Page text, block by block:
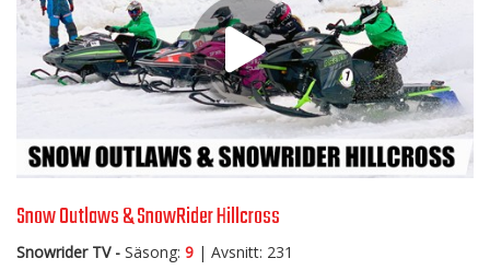
Snow Outlaws & SnowRider Hillcross
Snowrider TV - Säsong: 9 | Avsnitt: 231